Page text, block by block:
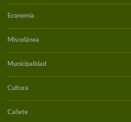
Economía
Miscelánea
Municipalidad
Cultura
Cañete